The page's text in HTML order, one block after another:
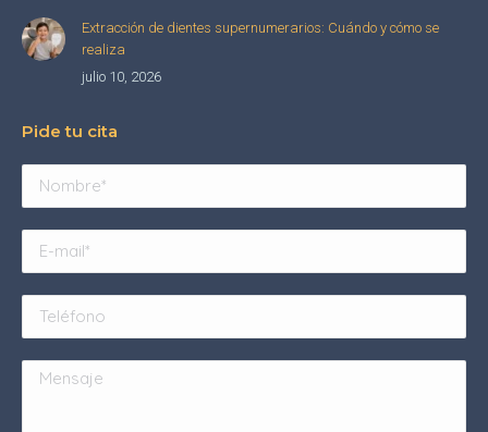
Extracción de dientes supernumerarios: Cuándo y cómo se
realiza
julio 10, 2026
Pide tu cita